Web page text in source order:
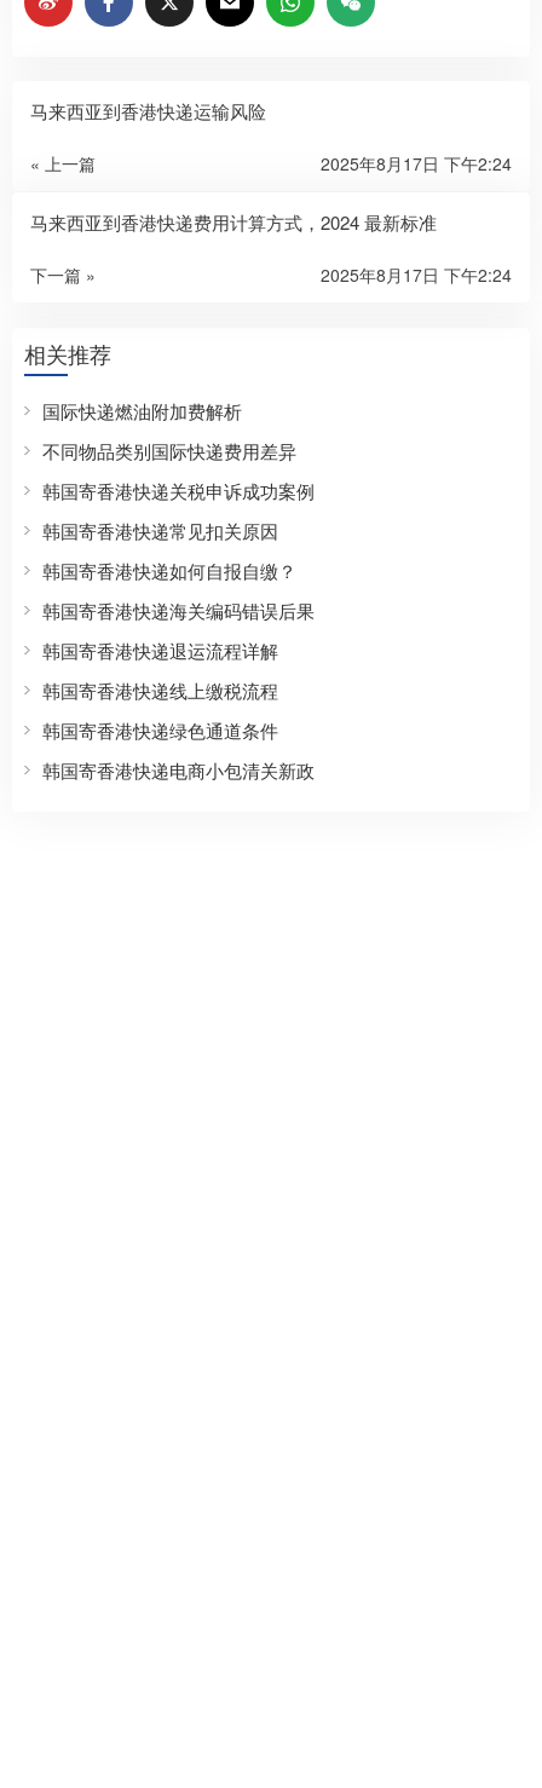
马来西亚到香港快递运输风险
« 上一篇 2025年8月17日 下午2:24
马来西亚到香港快递费用计算方式，2024 最新标准
下一篇 » 2025年8月17日 下午2:24
相关推荐
国际快递燃油附加费解析
不同物品类别国际快递费用差异
韩国寄香港快递关税申诉成功案例
韩国寄香港快递常见扣关原因
韩国寄香港快递如何自报自缴？
韩国寄香港快递海关编码错误后果
韩国寄香港快递退运流程详解
韩国寄香港快递线上缴税流程
韩国寄香港快递绿色通道条件
韩国寄香港快递电商小包清关新政